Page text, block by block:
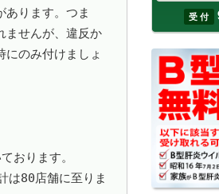
あります。つま
ませんが、違反か
のみ付けましょ
おります。
は80店舗に至りま
受 付